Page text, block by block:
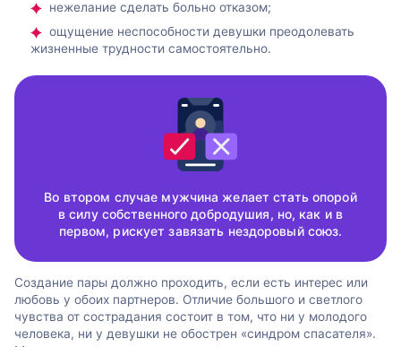
нежелание сделать больно отказом;
ощущение неспособности девушки преодолевать
жизненные трудности самостоятельно.
Во втором случае мужчина желает стать опорой
в силу собственного добродушия, но, как и в
первом, рискует завязать нездоровый союз.
Создание пары должно проходить, если есть интерес или
любовь у обоих партнеров. Отличие большого и светлого
чувства от сострадания состоит в том, что ни у молодого
человека, ни у девушки не обострен «синдром спасателя».